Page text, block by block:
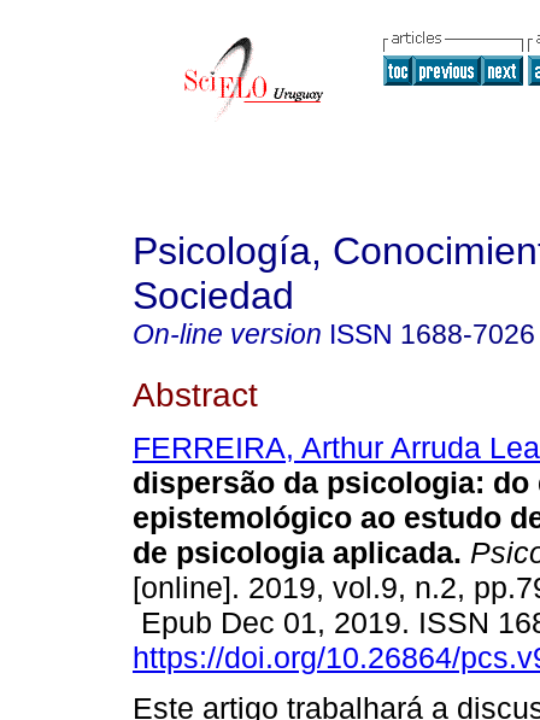
Psicología,
Sociedad
On-line version ISSN 1688-7026
Abstract
FERREIRA, Arthur Arruda
dispersão da psicologia: do
epistemológico ao estudo
de psicologia aplicada.
[online]. 2019, vol.9, n.2,
Epub Dec 01, 2019. ISSN
https://doi.org/10.26864/
Este artigo trabalhará a